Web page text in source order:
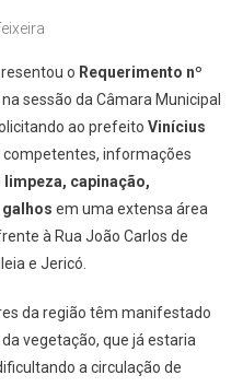
o Requerimento nº
sessão da Câmara Municipal
ao prefeito Vinícius
competentes, informações
limpeza, capinação,
em uma extensa área
à Rua João Carlos de
e Jericó.
da região têm manifestado
vegetação, que já estaria
a circulação de